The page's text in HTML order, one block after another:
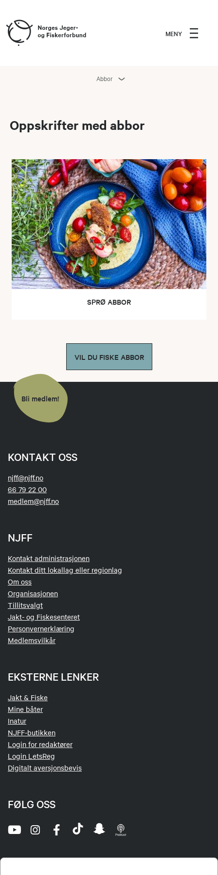
MENY
Abbor
Oppskrifter med abbor
SPRØ ABBOR
VIL DU FISKE ABBOR
Bli medlem!
KONTAKT OSS
njff@njff.no
66 79 22 00
medlem@njff.no
NJFF
Kontakt administrasjonen
Kontakt ditt lokallag eller regionlag
Om oss
Organisasjonen
Tillitsvalgt
Jakt- og Fiskesenteret
Personvernerklæring
Medlemsvilkår
EKSTERNE LENKER
Jakt & Fiske
Mine båter
Inatur
NJFF-butikken
Login for redaktører
Login LetsReg
Digitalt aversjonsbevis
FØLG OSS